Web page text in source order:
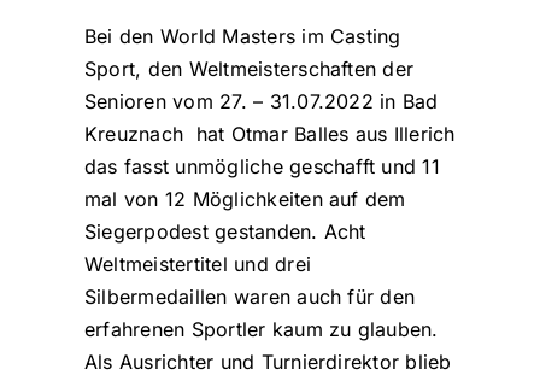
Bei den World Masters im Casting
Sport, den Weltmeisterschaften der
Senioren vom 27. – 31.07.2022 in Bad
Kreuznach hat Otmar Balles aus Illerich
das fasst unmögliche geschafft und 11
mal von 12 Möglichkeiten auf dem
Siegerpodest gestanden. Acht
Weltmeistertitel und drei
Silbermedaillen waren auch für den
erfahrenen Sportler kaum zu glauben.
Als Ausrichter und Turnierdirektor blieb